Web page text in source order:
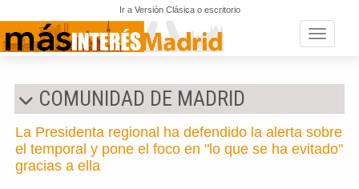
Ir a Versión Clásica o escritorio
Toggle
COMUNIDAD DE MADRID
La Presidenta regional ha defendido la alerta sobre
el temporal y pone el foco en "lo que se ha evitado"
gracias a ella